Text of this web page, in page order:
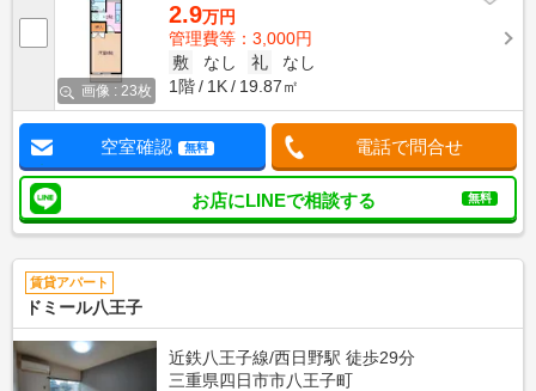
画像 : 23枚
2.9万円
管理費等：3,000円
敷
なし 礼
なし
1階
1K 19.87㎡
空室確認 無料 電話で問合せ
お店にLINEで相談する 無料
賃貸アパート
ドミール八王子
近鉄八王子線/西日野駅 徒歩29分
三重県四日市市八王子町